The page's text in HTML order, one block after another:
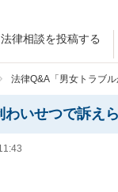
法律相談を投稿する
法律Q&A「男女トラブ
いせつで訴えら